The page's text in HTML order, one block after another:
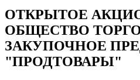
ОТКРЫТОЕ
ОБЩЕСТВО
ЗАКУПОЧНОЕ
"ПРОДТОВАРЫ"